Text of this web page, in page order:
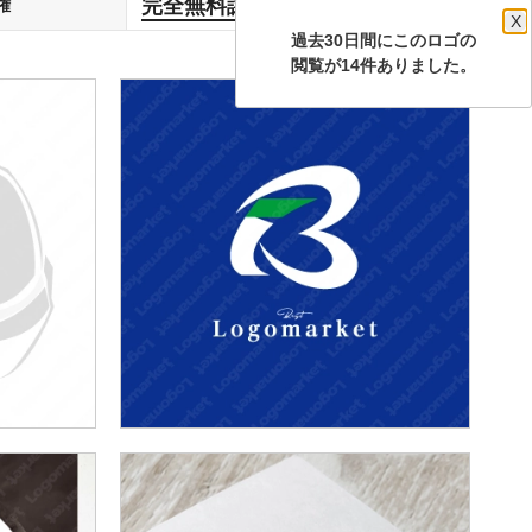
過去30日間にこのロゴの
X
閲覧が14件ありました。